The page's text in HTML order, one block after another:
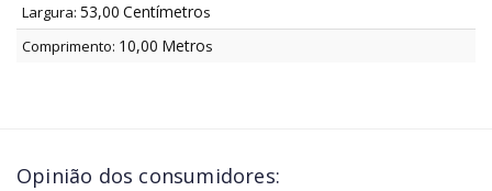
Largura: 53,00 Centímetros
Comprimento: 10,00 Metros
Opinião dos consumidores: